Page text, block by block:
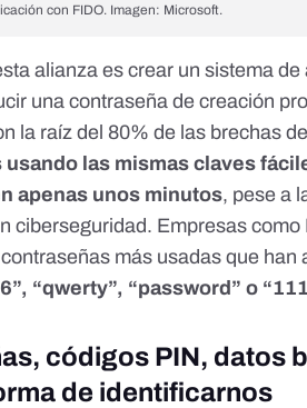
con FIDO. Imagen: Microsoft.
alianza es crear un sistema
una contraseña de creación
la raíz del 80% de las brechas
usando las mismas claves
apenas unos minutos, pese a
ciberseguridad. Empresas como
más usadas que han
“qwerty”, “password” o
códigos PIN, datos
de identificarnos